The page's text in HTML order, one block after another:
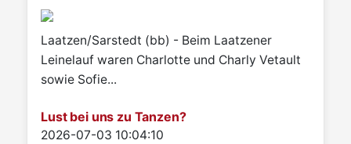
Laatzen/Sarstedt (bb) - Beim Laatzener
Leinelauf waren Charlotte und Charly Vetault
sowie Sofie...
Lust bei uns zu Tanzen?
Details
2026-07-03 10:04:10